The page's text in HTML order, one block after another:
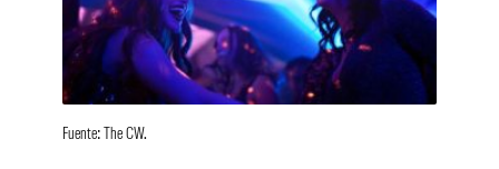
Fuente: The CW.